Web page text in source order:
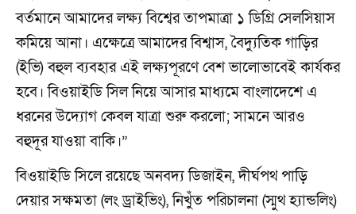
বর্তমানে আমাদের লক্ষ্য বিশ্বের তাপমাত্রা ১ ডিগ্রি সেলসিয়াস
কমিয়ে আনা। এক্ষেত্রে আমাদের বিশ্বাস, বৈদ্যুতিক গাড়ির
(ইভি) বহুল ব্যবহার এই লক্ষ্যপূরণে বেশ ভালোভাবেই কার্যকর
হবে। বিওয়াইডি সিল নিয়ে আসার মাধ্যমে বাংলাদেশে এ
ধরনের উদ্যোগ কেবল যাত্রা শুরু করলো; সামনে আরও
বহুদূর যাওয়া বাকি।”
বিওয়াইডি সিলে রয়েছে অনবদ্য ডিজাইন, দীর্ঘপথ পাড়ি
দেয়ার সক্ষমতা (লং ড্রাইভিং), নিখুঁত পরিচালনা (স্মুথ হ্যান্ডলিং)